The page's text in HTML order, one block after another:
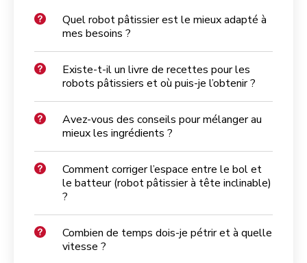
Quel robot pâtissier est le mieux adapté à
mes besoins ?
Existe-t-il un livre de recettes pour les
robots pâtissiers et où puis-je l’obtenir ?
Avez-vous des conseils pour mélanger au
mieux les ingrédients ?
Comment corriger l’espace entre le bol et
le batteur (robot pâtissier à tête inclinable)
?
Combien de temps dois-je pétrir et à quelle
vitesse ?